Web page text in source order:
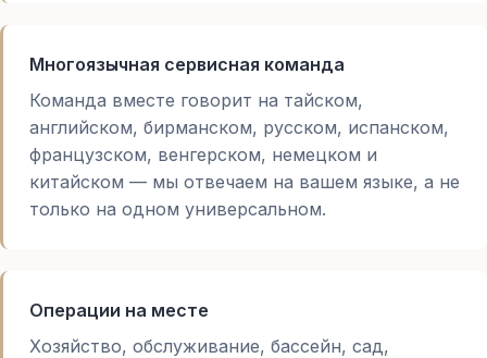
Многоязычная сервисная команда
Команда вместе говорит на тайском,
английском, бирманском, русском, испанском,
французском, венгерском, немецком и
китайском — мы отвечаем на вашем языке, а не
только на одном универсальном.
Операции на месте
Хозяйство, обслуживание, бассейн, сад,